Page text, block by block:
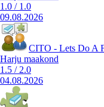
1.0 / 1.0
09.08.2026
CITO - Lets Do A
Harju maakond
1.5 / 2.0
04.08.2026